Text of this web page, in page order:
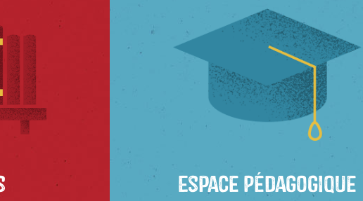
Espace Pédagogique